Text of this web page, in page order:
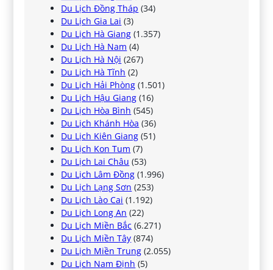
Du Lịch Đồng Tháp (34)
Du Lịch Gia Lai (3)
Du Lịch Hà Giang (1.357)
Du Lịch Hà Nam (4)
Du Lịch Hà Nội (267)
Du Lịch Hà Tĩnh (2)
Du Lịch Hải Phòng (1.501)
Du Lịch Hậu Giang (16)
Du Lịch Hòa Bình (545)
Du Lịch Khánh Hòa (36)
Du Lịch Kiên Giang (51)
Du Lịch Kon Tum (7)
Du Lịch Lai Châu (53)
Du Lịch Lâm Đồng (1.996)
Du Lịch Lạng Sơn (253)
Du Lịch Lào Cai (1.192)
Du Lịch Long An (22)
Du Lịch Miền Bắc (6.271)
Du Lịch Miền Tây (874)
Du Lịch Miền Trung (2.055)
Du Lịch Nam Định (5)